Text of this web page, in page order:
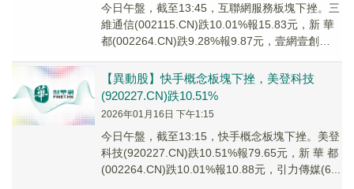
今日午盤，截至13:45，互聯網服務板塊下挫。三
維通信(002115.CN)跌10.01%報15.83元，新 華
都(002264.CN)跌9.28%報9.87元，壹網壹創
【異動股】快手概念板塊下挫，美登科技
(920227.CN)跌10.51%
2026年01月16日 下午1:15
今日午盤，截至13:15，快手概念板塊下挫。美登
科技(920227.CN)跌10.51%報79.65元，新 華 都
(002264.CN)跌10.01%報10.88元，引力傳媒(6...